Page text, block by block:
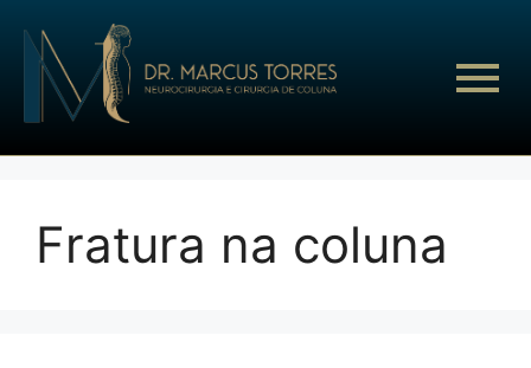
Fratura na coluna